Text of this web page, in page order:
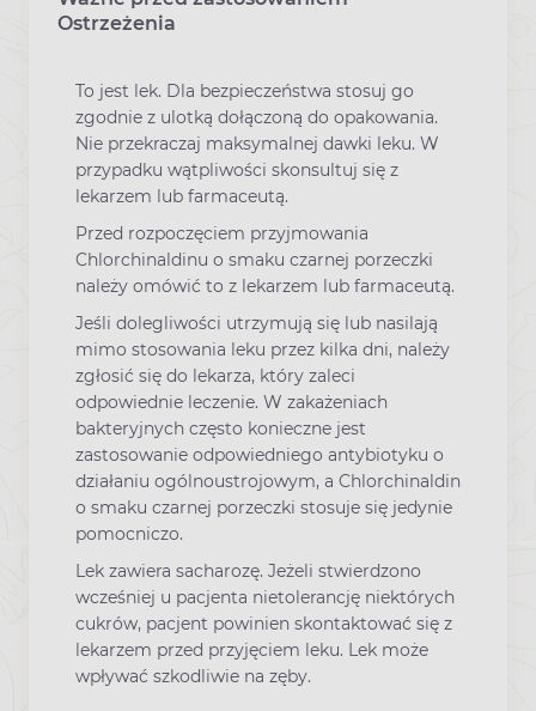
Ostrzeżenia
To jest lek. Dla bezpieczeństwa stosuj go
zgodnie z ulotką dołączoną do opakowania.
Nie przekraczaj maksymalnej dawki leku. W
przypadku wątpliwości skonsultuj się z
lekarzem lub farmaceutą.
Przed rozpoczęciem przyjmowania
Chlorchinaldinu o smaku czarnej porzeczki
należy omówić to z lekarzem lub farmaceutą.
Jeśli dolegliwości utrzymują się lub nasilają
mimo stosowania leku przez kilka dni, należy
zgłosić się do lekarza, który zaleci
odpowiednie leczenie. W zakażeniach
bakteryjnych często konieczne jest
zastosowanie odpowiedniego antybiotyku o
działaniu ogólnoustrojowym, a Chlorchinaldin
o smaku czarnej porzeczki stosuje się jedynie
pomocniczo.
Lek zawiera sacharozę. Jeżeli stwierdzono
wcześniej u pacjenta nietolerancję niektórych
cukrów, pacjent powinien skontaktować się z
lekarzem przed przyjęciem leku. Lek może
wpływać szkodliwie na zęby.